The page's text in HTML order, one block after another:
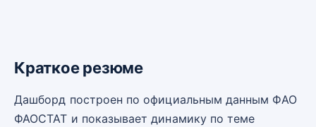
Краткое резюме
Дашборд построен по официальным данным ФАО
ФАОСТАТ и показывает динамику по теме